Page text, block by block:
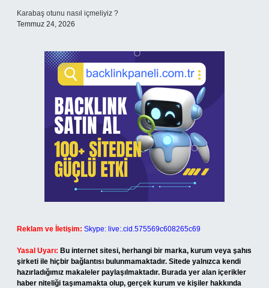
Karabaş otunu nasıl içmeliyiz ?
Temmuz 24, 2026
Reklam ve İletişim: Skype: live:.cid.575569c608265c69
Yasal Uyarı: Bu internet sitesi, herhangi bir marka, kurum veya şahıs
şirketi ile hiçbir bağlantısı bulunmamaktadır. Sitede yalnızca kendi
hazırladığımız makaleler paylaşılmaktadır. Burada yer alan içerikler
haber niteliği taşımamakta olup, gerçek kurum ve kişiler hakkında